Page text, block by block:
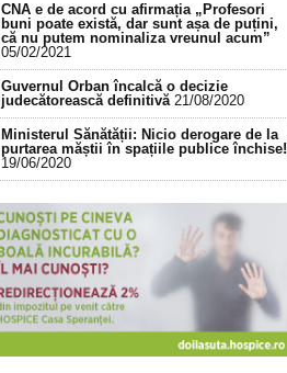
CNA e de acord cu afirmația „Profesori
buni poate există, dar sunt așa de puțini,
că nu putem nominaliza vreunul acum”
05/02/2021
Guvernul Orban încalcă o decizie
judecătorească definitivă 21/08/2020
Ministerul Sănătății: Nicio derogare de la
purtarea măștii în spațiile publice închise!
19/06/2020
îngrijiți de HOSPICE în pandemie
18/06/2020
Cum se produc vizierele 3D anti-COVID19
16/04/2020
Bolnavii de cancer și alți pacienți –
sacrificați pe altarul COVID-19
23/03/2020